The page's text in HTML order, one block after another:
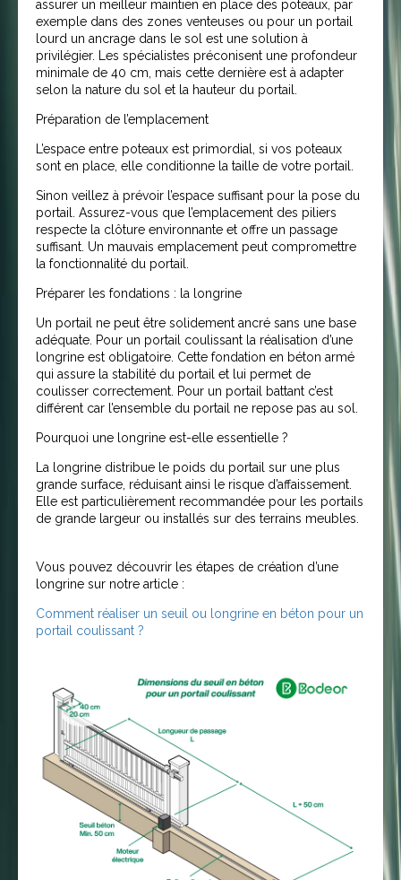
assurer un meilleur maintien en place des poteaux, par
exemple dans des zones venteuses ou pour un portail
lourd un ancrage dans le sol est une solution à
privilégier. Les spécialistes préconisent une profondeur
minimale de 40 cm, mais cette dernière est à adapter
selon la nature du sol et la hauteur du portail.
Préparation de l’emplacement
L’espace entre poteaux est primordial, si vos poteaux
sont en place, elle conditionne la taille de votre portail.
Sinon veillez à prévoir l’espace suffisant pour la pose du
portail. Assurez-vous que l’emplacement des piliers
respecte la clôture environnante et offre un passage
suffisant. Un mauvais emplacement peut compromettre
la fonctionnalité du portail.
Préparer les fondations : la longrine
Un portail ne peut être solidement ancré sans une base
adéquate. Pour un portail coulissant la réalisation d’une
longrine est obligatoire. Cette fondation en béton armé
qui assure la stabilité du portail et lui permet de
coulisser correctement. Pour un portail battant c’est
différent car l’ensemble du portail ne repose pas au sol.
Pourquoi une longrine est-elle essentielle ?
La longrine distribue le poids du portail sur une plus
grande surface, réduisant ainsi le risque d’affaissement.
Elle est particulièrement recommandée pour les portails
de grande largeur ou installés sur des terrains meubles.
Vous pouvez découvrir les étapes de création d’une
longrine sur notre article :
Comment réaliser un seuil ou longrine en béton pour un
portail coulissant ?